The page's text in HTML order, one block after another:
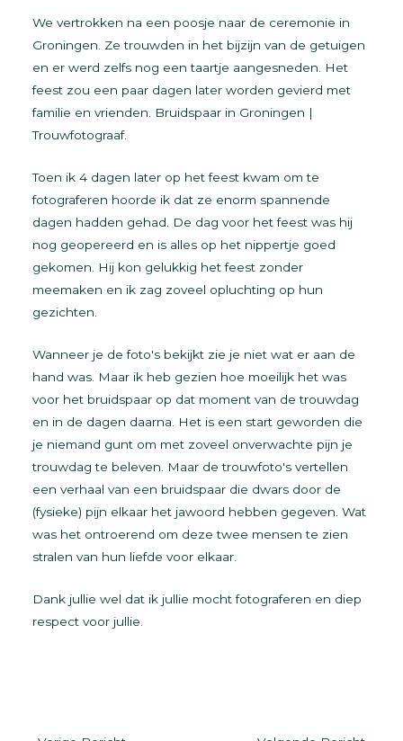
We vertrokken na een poosje naar de ceremonie in
Groningen. Ze trouwden in het bijzijn van de getuigen
en er werd zelfs nog een taartje aangesneden. Het
feest zou een paar dagen later worden gevierd met
familie en vrienden. Bruidspaar in Groningen |
Trouwfotograaf.
Toen ik 4 dagen later op het feest kwam om te
fotograferen hoorde ik dat ze enorm spannende
dagen hadden gehad. De dag voor het feest was hij
nog geopereerd en is alles op het nippertje goed
gekomen. Hij kon gelukkig het feest zonder
meemaken en ik zag zoveel opluchting op hun
gezichten.
Wanneer je de foto's bekijkt zie je niet wat er aan de
hand was. Maar ik heb gezien hoe moeilijk het was
voor het bruidspaar op dat moment van de trouwdag
en in de dagen daarna. Het is een start geworden die
je niemand gunt om met zoveel onverwachte pijn je
trouwdag te beleven. Maar de trouwfoto's vertellen
een verhaal van een bruidspaar die dwars door de
(fysieke) pijn elkaar het jawoord hebben gegeven. Wat
was het ontroerend om deze twee mensen te zien
stralen van hun liefde voor elkaar.
Dank jullie wel dat ik jullie mocht fotograferen en diep
respect voor jullie.